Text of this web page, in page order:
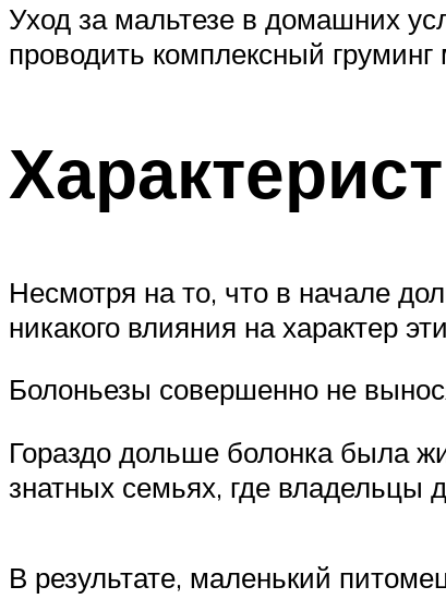
Уход за мальтезе в домашних
проводить комплексный
Несмотря на то, что в начале
никакого влияния на характер
Болоньезы совершенно не
Гораздо дольше болонка была
знатных семьях, где владельцы
В результате, маленький